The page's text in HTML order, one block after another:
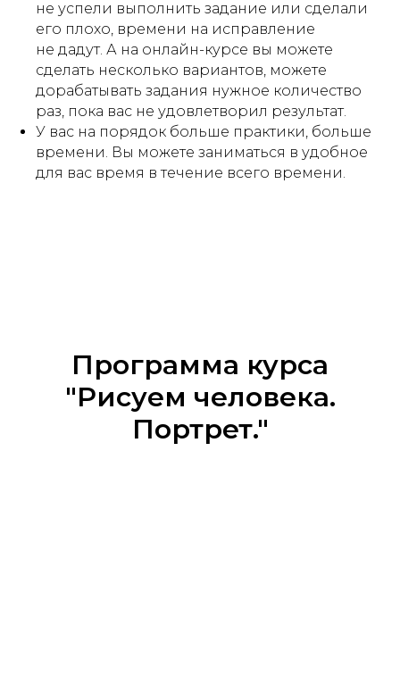
не успели выполнить задание или сделали
его плохо, времени на исправление
не дадут. А на онлайн-курсе вы можете
сделать несколько вариантов, можете
дорабатывать задания нужное количество
раз, пока вас не удовлетворил результат.
У вас на порядок больше практики, больше
времени. Вы можете заниматься в удобное
для вас время в течение всего времени.
Программа курса
"Рисуем человека.
Портрет."